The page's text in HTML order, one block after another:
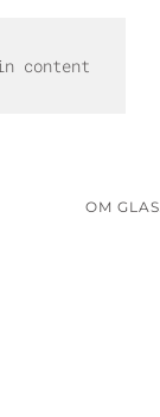
content
OM